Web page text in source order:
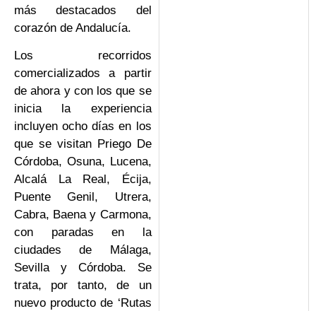
más destacados del
corazón de Andalucía.
Los recorridos
comercializados a partir
de ahora y con los que se
inicia la experiencia
incluyen ocho días en los
que se visitan Priego De
Córdoba, Osuna, Lucena,
Alcalá La Real, Écija,
Puente Genil, Utrera,
Cabra, Baena y Carmona,
con paradas en la
ciudades de Málaga,
Sevilla y Córdoba. Se
trata, por tanto, de un
nuevo producto de ‘Rutas